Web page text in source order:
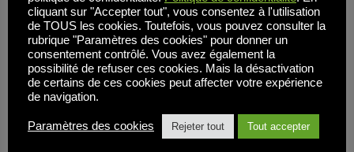
du secteur technologique, y compris une entreprise
publique qui était le plus grand revendeur Citrix
d'Amérique du Nord.
Avant de rejoindre Inuvika, il était président de Link
Strategies, une société de conseil basée à Toronto, où il
a agi en tant que consultant dans le cadre d'importants
cliquant sur "Accepter tout", vous consentez à l'utilisation
de TOUS les cookies. Toutefois, vous pouvez consulter la
rubrique "Paramètres des cookies" pour donner un
consentement contrôlé. Vous avez également la
possibilité de refuser ces cookies. Mais la désactivation
de certains de ces cookies peut affecter votre expérience
de navigation.
Paramètres des cookies Rejeter tout Tout accepter